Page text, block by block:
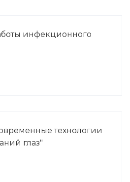
инфекционного
технологии
глаз"